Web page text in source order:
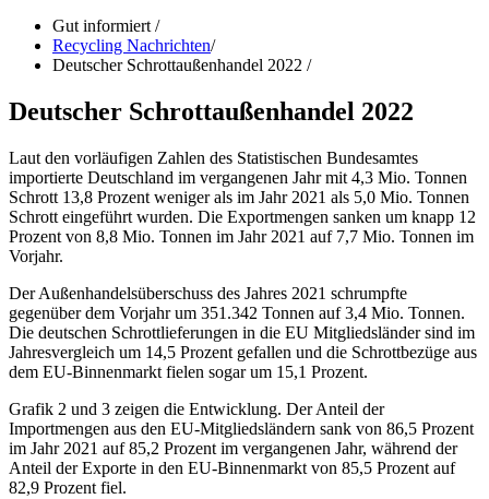
Gut informiert/
Recycling Nachrichten/
Deutscher Schrottaußenhandel 2022 /
Deutscher Schrottaußenhandel 2022
Laut den vorläufigen Zahlen des Statistischen Bundesamtes
importierte Deutschland im vergangenen Jahr mit 4,3 Mio. Tonnen
Schrott 13,8 Prozent weniger als im Jahr 2021 als 5,0 Mio. Tonnen
Schrott eingeführt wurden. Die Exportmengen sanken um knapp 12
Prozent von 8,8 Mio. Tonnen im Jahr 2021 auf 7,7 Mio. Tonnen im
Vorjahr.
Der Außenhandelsüberschuss des Jahres 2021 schrumpfte
gegenüber dem Vorjahr um 351.342 Tonnen auf 3,4 Mio. Tonnen.
Die deutschen Schrottlieferungen in die EU Mitgliedsländer sind im
Jahresvergleich um 14,5 Prozent gefallen und die Schrottbezüge aus
dem EU-Binnenmarkt fielen sogar um 15,1 Prozent.
Grafik 2 und 3 zeigen die Entwicklung. Der Anteil der
Importmengen aus den EU-Mitgliedsländern sank von 86,5 Prozent
im Jahr 2021 auf 85,2 Prozent im vergangenen Jahr, während der
Anteil der Exporte in den EU-Binnenmarkt von 85,5 Prozent auf
82,9 Prozent fiel.